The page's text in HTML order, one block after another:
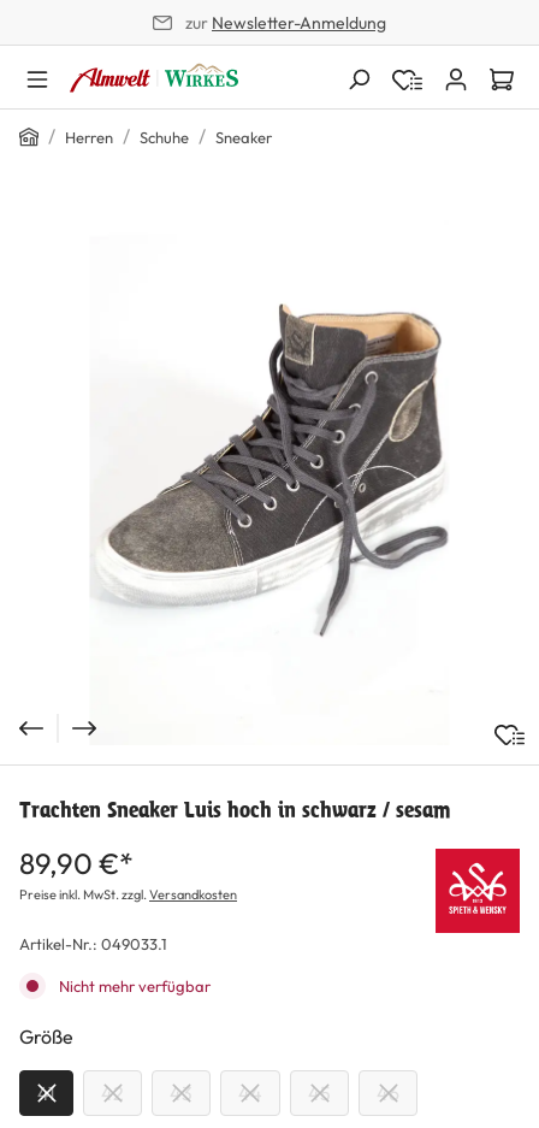
zur Newsletter-Anmeldung
Home
/ Herren / Schuhe / Sneaker
Trachten Sneaker Luis hoch in schwarz / sesam
89,90 €*
Preise inkl. MwSt. zzgl.Versandkosten
Artikel-Nr.: 049033.1
Nicht mehr verfügbar
Größe
41 42 43 44 45 46